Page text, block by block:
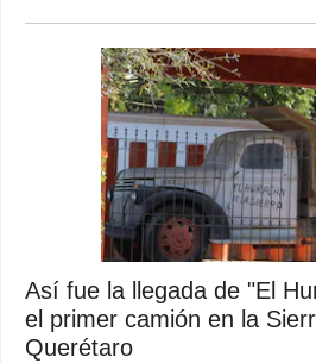
Así fue la llegada de "El
el primer camión en la
Querétaro